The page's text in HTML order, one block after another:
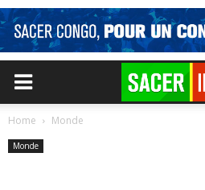
Home Monde
Monde